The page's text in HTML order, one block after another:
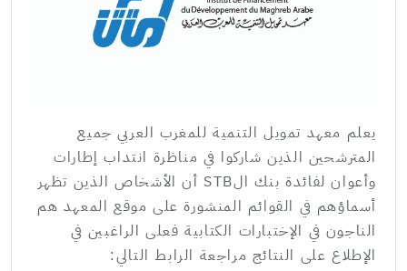
يعلم معهد تمويل التنمية للمغرب العربي جميع
المترشحين الذين شاركوا في مناظرة انتداب إطارات
وأعوان لفائدة بنك الSTB أن الأشخاص الذين تظهر
أسماؤهم في القوائم المنشورة على موقع المعهد هم
الناجون في الإختبارات الكتابية فعلى الراغبين في
الإطلاع على النتائج مراجعة الرابط التالي: